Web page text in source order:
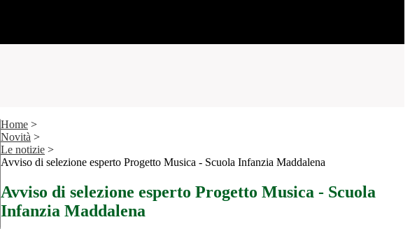
Home >
Novità >
Le notizie >
Avviso di selezione esperto Progetto Musica - Scuola Infanzia Maddalena
Avviso di selezione esperto Progetto Musica - Scuola
Infanzia Maddalena